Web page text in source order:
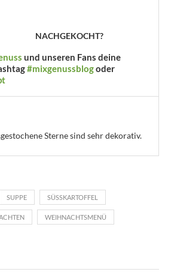
NACHGEKOCHT?
und unseren Fans deine
#mixgenussblogoder
Sterne sind sehr dekorativ.
SUPPE SÜSSKARTOFFEL
WEIHNACHTSMENÜ